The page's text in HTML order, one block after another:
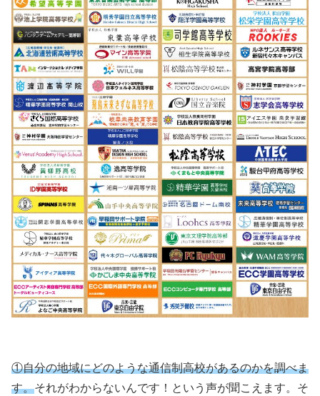
①自分の地域にどのような通信制高校があるのかを調べま
す。それがわからないんです！という声が聞こえます。そ